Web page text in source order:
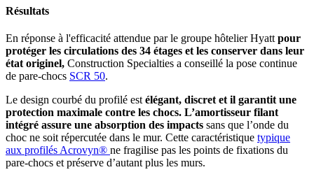
Résultats
En réponse à l'efficacité attendue par le groupe hôtelier Hyatt pour
protéger les circulations des 34 étages et les conserver dans leur
état originel, Construction Specialties a conseillé la pose continue
de pare-chocs SCR 50.
Le design courbé du profilé est élégant, discret et il garantit une
protection maximale contre les chocs. L’amortisseur filant
intégré assure une absorption des impacts sans que l’onde du
choc ne soit répercutée dans le mur. Cette caractéristique typique
aux profilés Acrovyn® ne fragilise pas les points de fixations du
pare-chocs et préserve d’autant plus les murs.